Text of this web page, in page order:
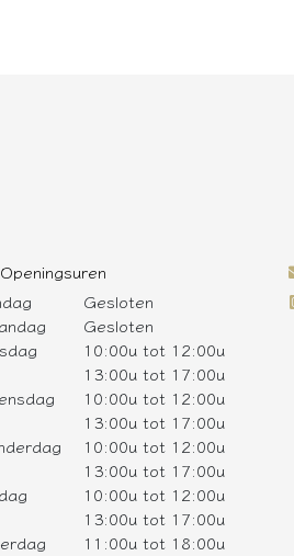
Openingsuren
Gesloten
Gesloten
10:00u tot 12:00u
13:00u tot 17:00u
10:00u tot 12:00u
13:00u tot 17:00u
10:00u tot 12:00u
13:00u tot 17:00u
10:00u tot 12:00u
13:00u tot 17:00u
11:00u tot 18:00u